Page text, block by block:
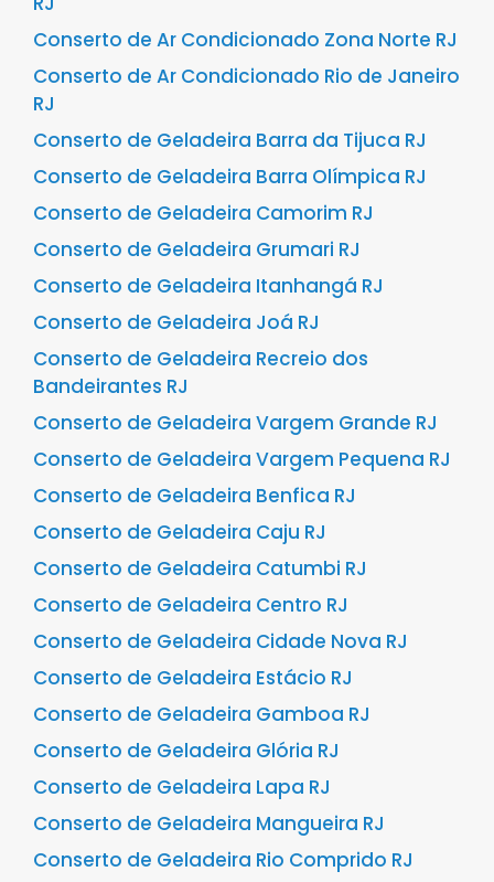
Conserto de Ar Condicionado Zona Norte RJ
Conserto de Ar Condicionado Rio de Janeiro
RJ
Conserto de Geladeira Barra da Tijuca RJ
Conserto de Geladeira Barra Olímpica RJ
Conserto de Geladeira Camorim RJ
Conserto de Geladeira Grumari RJ
Conserto de Geladeira Itanhangá RJ
Conserto de Geladeira Joá RJ
Conserto de Geladeira Recreio dos
Bandeirantes RJ
Conserto de Geladeira Vargem Grande RJ
Conserto de Geladeira Vargem Pequena RJ
Conserto de Geladeira Benfica RJ
Conserto de Geladeira Caju RJ
Conserto de Geladeira Catumbi RJ
Conserto de Geladeira Centro RJ
Conserto de Geladeira Cidade Nova RJ
Conserto de Geladeira Estácio RJ
Conserto de Geladeira Gamboa RJ
Conserto de Geladeira Glória RJ
Conserto de Geladeira Lapa RJ
Conserto de Geladeira Mangueira RJ
Conserto de Geladeira Rio Comprido RJ